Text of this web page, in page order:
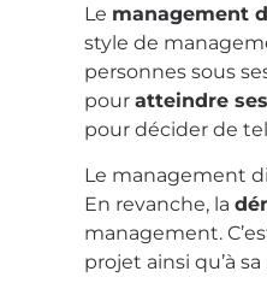
Le management
style de
personnes sous
pour atteindre
pour décider de
Le management
En revanche, la
management.
projet ainsi qu’à